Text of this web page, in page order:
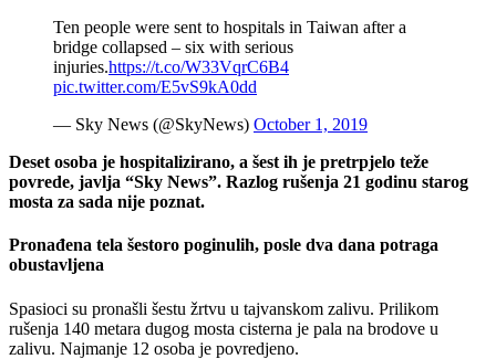
Ten people were sent to hospitals in Taiwan after a
bridge collapsed – six with serious
injuries.https://t.co/W33VqrC6B4
pic.twitter.com/E5vS9kA0dd
— Sky News (@SkyNews) October 1, 2019
Deset osoba je hospitalizirano, a šest ih je pretrpjelo teže
povrede, javlja “Sky News”. Razlog rušenja 21 godinu starog
mosta za sada nije poznat.
Pronađena tela šestoro poginulih, posle dva dana potraga
obustavljena
Spasioci su pronašli šestu žrtvu u tajvanskom zalivu. Prilikom
rušenja 140 metara dugog mosta cisterna je pala na brodove u
zalivu. Najmanje 12 osoba je povredjeno.